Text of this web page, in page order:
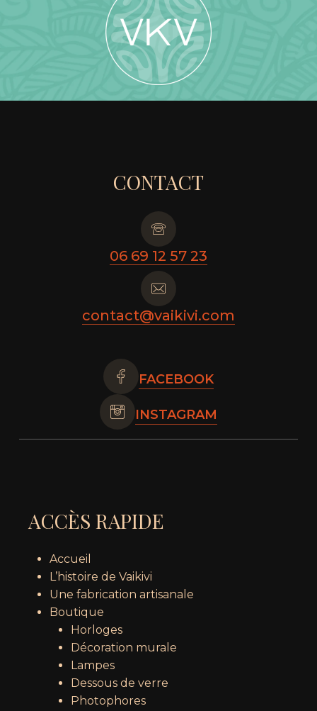
CONTACT
06 69 12 57 23
contact@vaikivi.com
FACEBOOK
INSTAGRAM
ACCÈS RAPIDE
Accueil
L’histoire de Vaikivi
Une fabrication artisanale
Boutique
Horloges
Décoration murale
Lampes
Dessous de verre
Photophores